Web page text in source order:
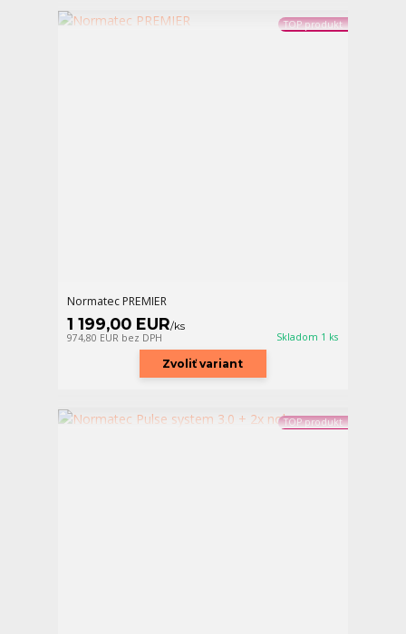
TOP produkt
Normatec PREMIER
1 199,00 EUR/ks
974,80 EUR bez DPH Skladom 1 ks
Zvoliť variant
TOP produkt